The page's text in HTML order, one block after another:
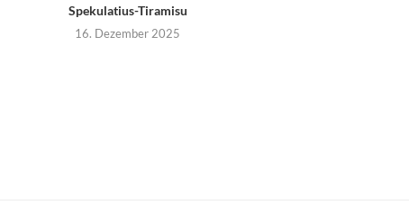
Spekulatius-Tiramisu
16. Dezember 2025